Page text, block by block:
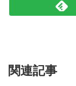
関連記事